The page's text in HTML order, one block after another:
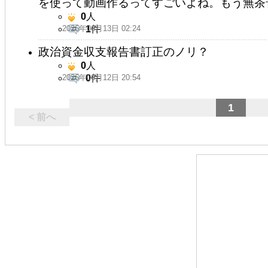
を使って動画作るってすごいよね。もう無
2026年06月13日 02:24
0人
1件
政治資金収支報告書訂正のノリ？
2026年06月12日 20:54
0人
0件
< 前へ
1